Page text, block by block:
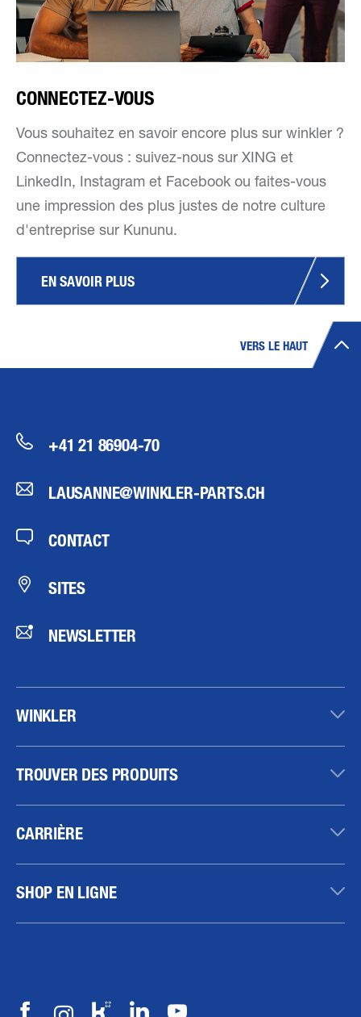
CONNECTEZ-VOUS
Vous souhaitez en savoir encore plus sur winkler ?
Connectez-vous : suivez-nous sur XING et
LinkedIn, Instagram et Facebook ou faites-vous
une impression des plus justes de notre culture
d'entreprise sur Kununu.
EN SAVOIR PLUS
VERS LE HAUT
+41 21 86904-70
LAUSANNE@WINKLER-PARTS.CH
CONTACT
SITES
NEWSLETTER
WINKLER
TROUVER DES PRODUITS
CARRIÈRE
SHOP EN LIGNE